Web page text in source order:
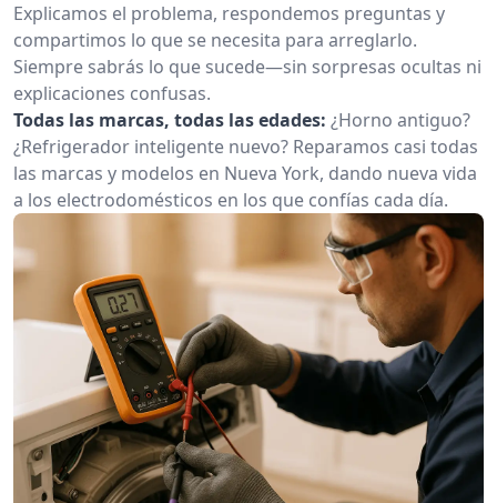
Explicamos el problema, respondemos preguntas y
compartimos lo que se necesita para arreglarlo.
Siempre sabrás lo que sucede—sin sorpresas ocultas ni
explicaciones confusas.
Todas las marcas, todas las edades: ¿Horno antiguo?
¿Refrigerador inteligente nuevo? Reparamos casi todas
las marcas y modelos en Nueva York, dando nueva vida
a los electrodomésticos en los que confías cada día.